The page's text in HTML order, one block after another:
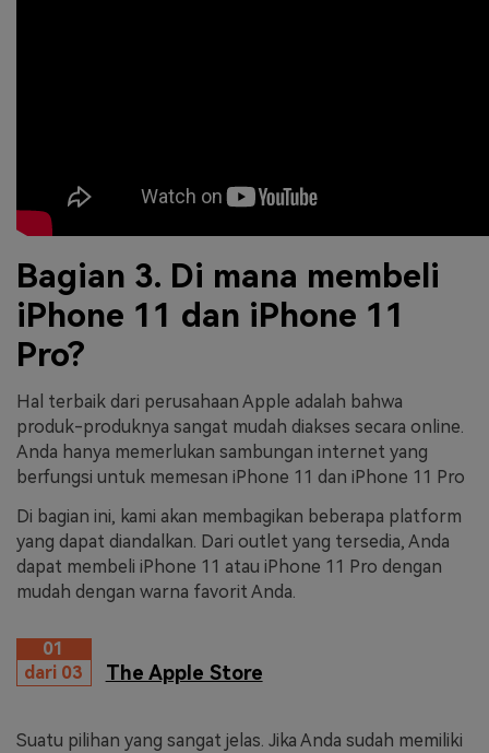
Bagian 3. Di mana membeli
iPhone 11 dan iPhone 11
Pro?
Hal terbaik dari perusahaan Apple adalah bahwa
produk-produknya sangat mudah diakses secara online.
Anda hanya memerlukan sambungan internet yang
berfungsi untuk memesan iPhone 11 dan iPhone 11 Pro
Di bagian ini, kami akan membagikan beberapa platform
yang dapat diandalkan. Dari outlet yang tersedia, Anda
dapat membeli iPhone 11 atau iPhone 11 Pro dengan
mudah dengan warna favorit Anda.
01
dari 03
The Apple Store
Suatu pilihan yang sangat jelas. Jika Anda sudah memiliki